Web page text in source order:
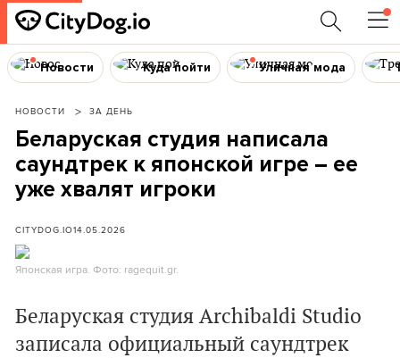
Новости Куда пойти Уличная мода
НОВОСТИ ЗА ДЕНЬ
Беларуская студия написала
саундтрек к японской игре – ее
уже хвалят игроки
CITYDOG.IO14.05.2026
Японская игра. Фото: ragequit.gr.
Беларуская студия Archibaldi Studio
записала официальный саундтрек